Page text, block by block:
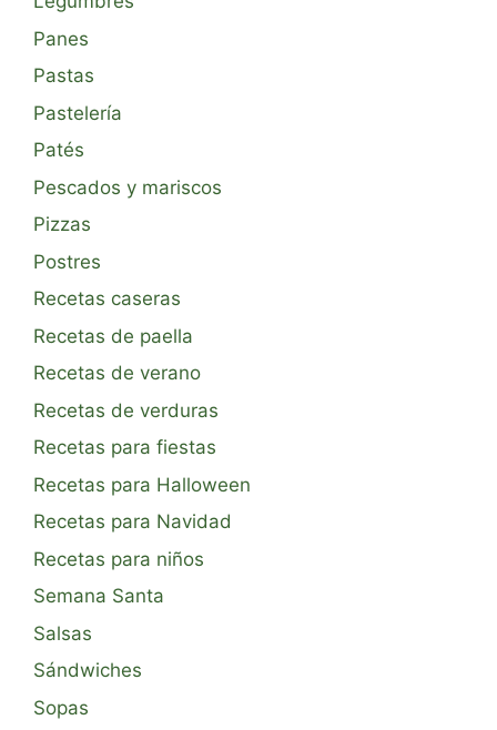
Panes
Pastas
Pastelería
Patés
Pescados y mariscos
Pizzas
Postres
Recetas caseras
Recetas de paella
Recetas de verano
Recetas de verduras
Recetas para fiestas
Recetas para Halloween
Recetas para Navidad
Recetas para niños
Semana Santa
Salsas
Sándwiches
Sopas